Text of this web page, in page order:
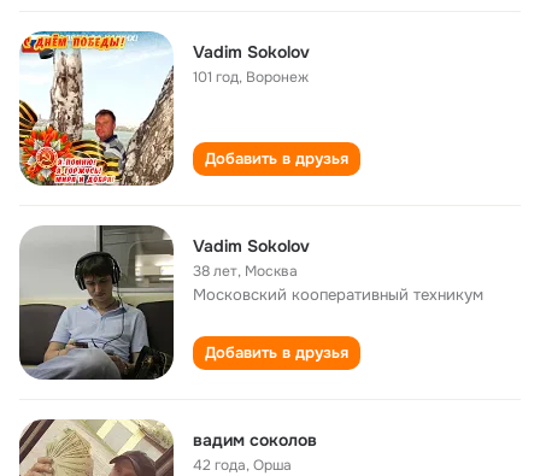
Vadim Sokolov
101 год, Воронеж
Добавить в друзья
Vadim Sokolov
38 лет, Москва
Московский кооперативный техникум
Добавить в друзья
вадим соколов
42 года,Орша